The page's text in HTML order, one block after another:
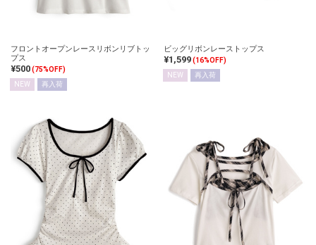
フロントオープンレースリボンリブトッ
プス
¥500(75%OFF)
NEW
再入荷
ビッグリボンレーストップス
¥1,599(16%OFF)
NEW
再入荷